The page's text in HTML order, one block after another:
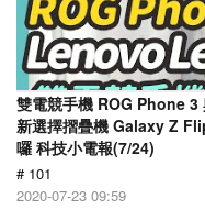
雙電競手機 ROG Phone
新選擇摺疊機 Galaxy Z
囉 科技小電報(7/24)
# 101
2020-07-23 09:59